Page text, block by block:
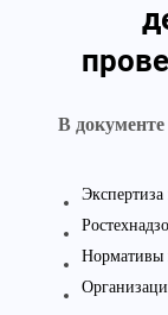
В
Нормативы